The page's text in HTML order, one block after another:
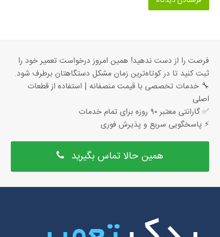
فرصت را از دست ندهید! همین امروز درخواست تعمیر خود را
ثبت کنید تا در کوتاه‌ترین زمان مشکل دستگاهتان برطرف شود.
🔧 خدمات تخصصی با قیمت منصفانه | استفاده از قطعات
اصلی
✅ گارانتی معتبر ۹۰ روزه برای تمام خدمات
⚡ پاسخگویی سریع و پذیرش فوری
همین حالا تماس بگیرید